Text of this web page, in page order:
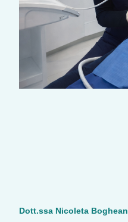
Dott.ssa Nicoleta Boghean